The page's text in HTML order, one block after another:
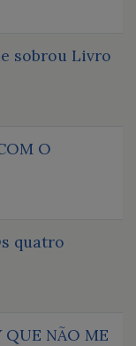
sobrou Livro
O
quatro
QUE NÃO ME